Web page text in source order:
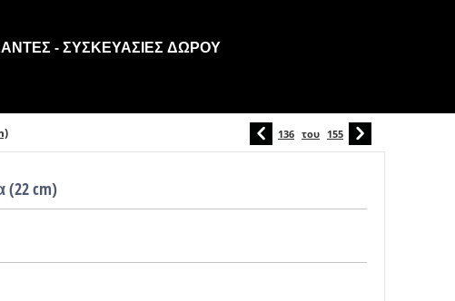
- ΣΥΣΚΕΥΑΣΊΕΣ ΔΏΡΟΥ
136 του 155
cm)